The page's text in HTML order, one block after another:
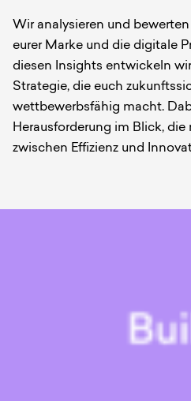
Wir analysieren und
eurer Marke und die digitale
diesen Insights entwickeln
Strategie, die euch
wettbewerbsfähig macht.
Herausforderung im Blick,
zwischen Effizienz und